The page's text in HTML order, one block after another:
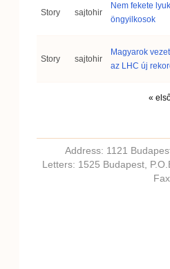
Story sajtohir
Nem fekete
öngyilkosok
Story sajtohir
Magyarok
az LHC új
«
Address: 1121
Letters: 1525 Budapest,